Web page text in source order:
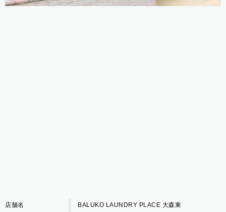
店舗名
BALUKO LAUNDRY PLACE 大森東